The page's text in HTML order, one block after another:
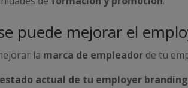
puede mejorar el
la marca de empleador de tu
actual de tu employer branding